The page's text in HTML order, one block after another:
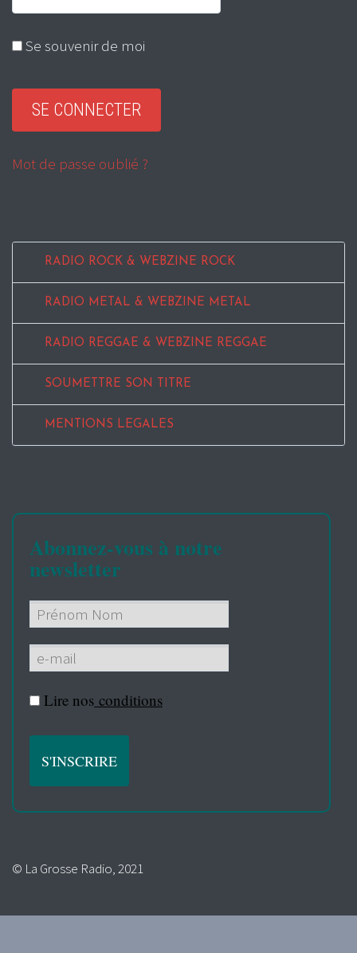
Se souvenir de moi
Mot de passe oublié ?
RADIO ROCK & WEBZINE ROCK
RADIO METAL & WEBZINE METAL
RADIO REGGAE & WEBZINE REGGAE
SOUMETTRE SON TITRE
MENTIONS LEGALES
Abonnez-vous à notre
newsletter
Lire nos conditions
© La Grosse Radio, 2021